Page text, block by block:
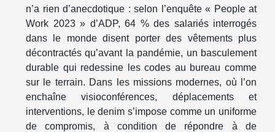
n’a rien d’anecdotique : selon l’enquête « People at
Work 2023 » d’ADP, 64 % des salariés interrogés
dans le monde disent porter des vêtements plus
décontractés qu’avant la pandémie, un basculement
durable qui redessine les codes au bureau comme
sur le terrain. Dans les missions modernes, où l’on
enchaîne visioconférences, déplacements et
interventions, le denim s’impose comme un uniforme
de compromis, à condition de répondre à de